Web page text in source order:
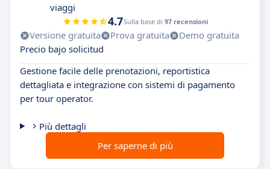
viaggi
4.7Sulla base di 97 recensioni
Versione gratuita Prova gratuita
Demo gratuita
Precio bajo solicitud
Gestione facile delle prenotazioni, reportistica
dettagliata e integrazione con sistemi di pagamento
per tour operator.
Più dettagli
Per saperne di più